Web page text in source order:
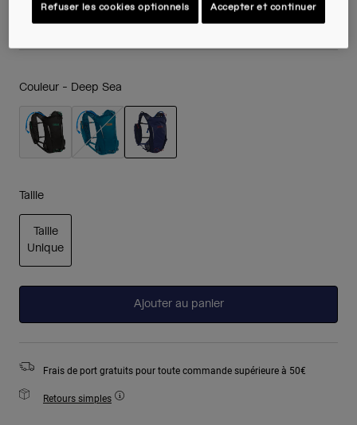
89,99 €
Couleur - Deep Sea
Taille
Taille
Unique
Ajouter au panier
Frais de port gratuits pour toute commande supérieure à 50€
Retours simples
Refuser les cookies optionnels Accepter et continuer